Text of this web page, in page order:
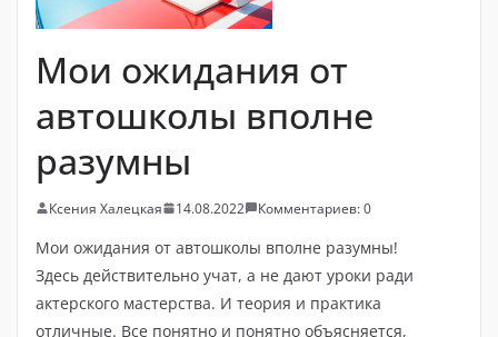
Мои ожидания от
автошколы вполне
разумны
Ксения Халецкая 14.08.2022 Комментариев: 0
Мои ожидания от автошколы вполне разумны!
Здесь действительно учат, а не дают уроки ради
актерского мастерства. И теория и практика
отличные. Все понятно и понятно объясняется,